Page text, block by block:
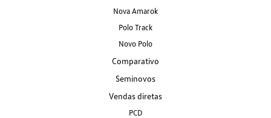
Nova Amarok
Polo Track
Novo Polo
Comparativo
Seminovos
Vendas diretas
PCD